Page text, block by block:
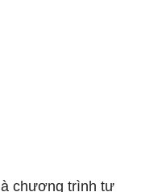
chương trình tự